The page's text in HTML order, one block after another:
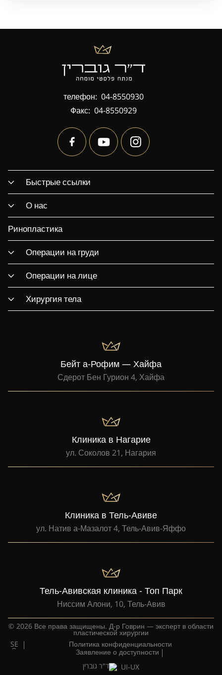
телефон: 04-8550930
Факс: 04-8550929
Быстрые ссылки
О нас
Ринопластика
Операции на груди
Операции на лице
Хирургия тела
Бейт а-Рофим — Хайфа
Сдерот Бен Гурион 4, Хайфа
Клиника в Нагарие
ул. Соколов 21, Нагария
Клиника в Тель-Авиве
ул. Натив а-Мазалот 4, Тель-Авив-Яффо
Тель-Авивская клиника - Топ Парк
Ниссим Алони, 10, Тель-Авив
© 2026 Все права защищены. Д-р Говрин — эксперт в области
пластической хирургии
Политика конфиденциальности
Заявление о доступности
SE
O
UI-UX